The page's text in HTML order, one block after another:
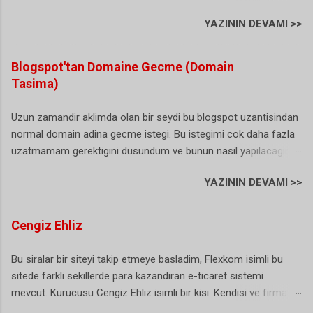
sikayetci olmasamda arayan bazi vatandas abi sen Turkcell'de
gelmis/geliyordur). Buda biraz gereksiz bir durum gibi sanki. Iste
hal boyle olunca artik karar alinmis ve NTS yani numara tasima
uyari sesi artik istege bagli olarak duzenlenebiliyor. Dunyada ki
ve bir kac ulke daha oldugu gorulunce bu sesin artik istege bagli
olmasi gerektigine karar verilmis. Hatta bazi istatistiklere gore
durum oldukca ilginc: Bir arastirmaya katilan her 100 aboneden
41’i numarasını taşımama sebebi olarak “bip sesi”ni gösterdi.
YAZININ DEVAMI >>
Blogspot'tan Domaine Gecme (Domain
Tasima)
Uzun zamandir aklimda olan bir seydi bu blogspot uzantisindan
normal domain adina gecme istegi. Bu istegimi cok daha fazla
uzatmamam gerektigini dusundum ve bunun nasil yapilacagini
harika bir hizmet ne domain ne de bir hosting ihtiyaciniz var.
istiyorsunuz. Eger sizde benim gibi bu gecisi dusunuyor ama
hala bir adim atamiyorsaniz bu yazimi okumanizda fayda var,
olduguna inanamiyacaksiniz (ben inanamadim). Blogger
Blogspot Uzantisini Domaine Tasima Simdi bu islemi
gerceklestirmek icin ilk yapacagimiz sey bir alan adi yani
YAZININ DEVAMI >>
Cengiz Ehliz
Bu siralar bir siteyi takip etmeye basladim, Flexkom isimli bu
sitede farkli sekillerde para kazandiran e-ticaret sistemi
mevcut. Kurucusu Cengiz Ehliz isimli bir kisi. Kendisi ve firma ile